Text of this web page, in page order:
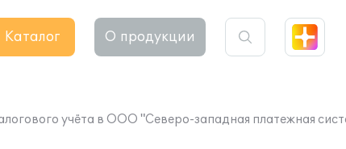
Каталог О продукции
учёта в ООО "Северо-западная платежная